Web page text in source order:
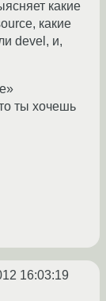
какие
какие
devel, и,
ты хочешь
16:03:19